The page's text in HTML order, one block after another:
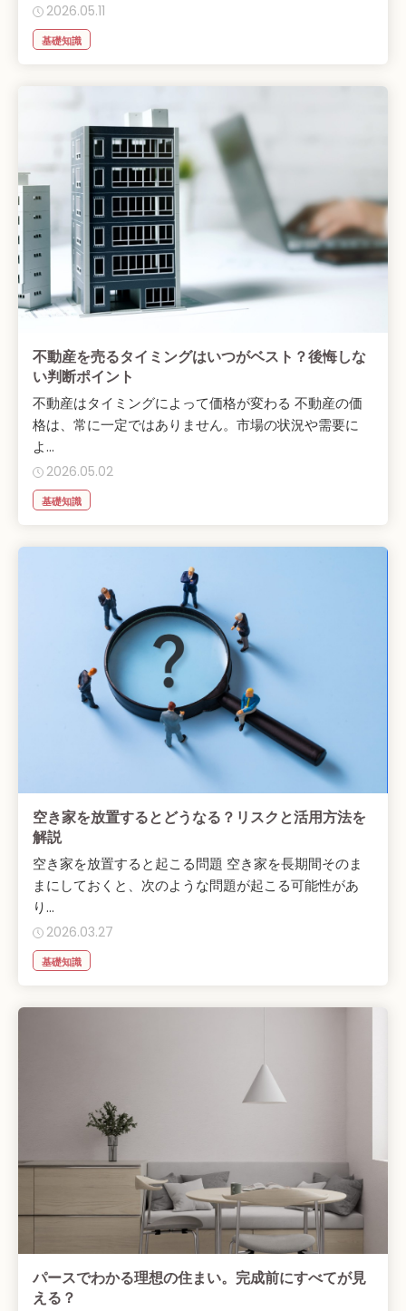
2026.05.11
基礎知識
不動産を売るタイミングはいつがベスト？後悔しな
い判断ポイント
不動産はタイミングによって価格が変わる 不動産の価
格は、常に一定ではありません。市場の状況や需要に
よ...
2026.05.02
基礎知識
空き家を放置するとどうなる？リスクと活用方法を
解説
空き家を放置すると起こる問題 空き家を長期間そのま
まにしておくと、次のような問題が起こる可能性があ
り...
2026.03.27
基礎知識
パースでわかる理想の住まい。完成前にすべてが見
える？